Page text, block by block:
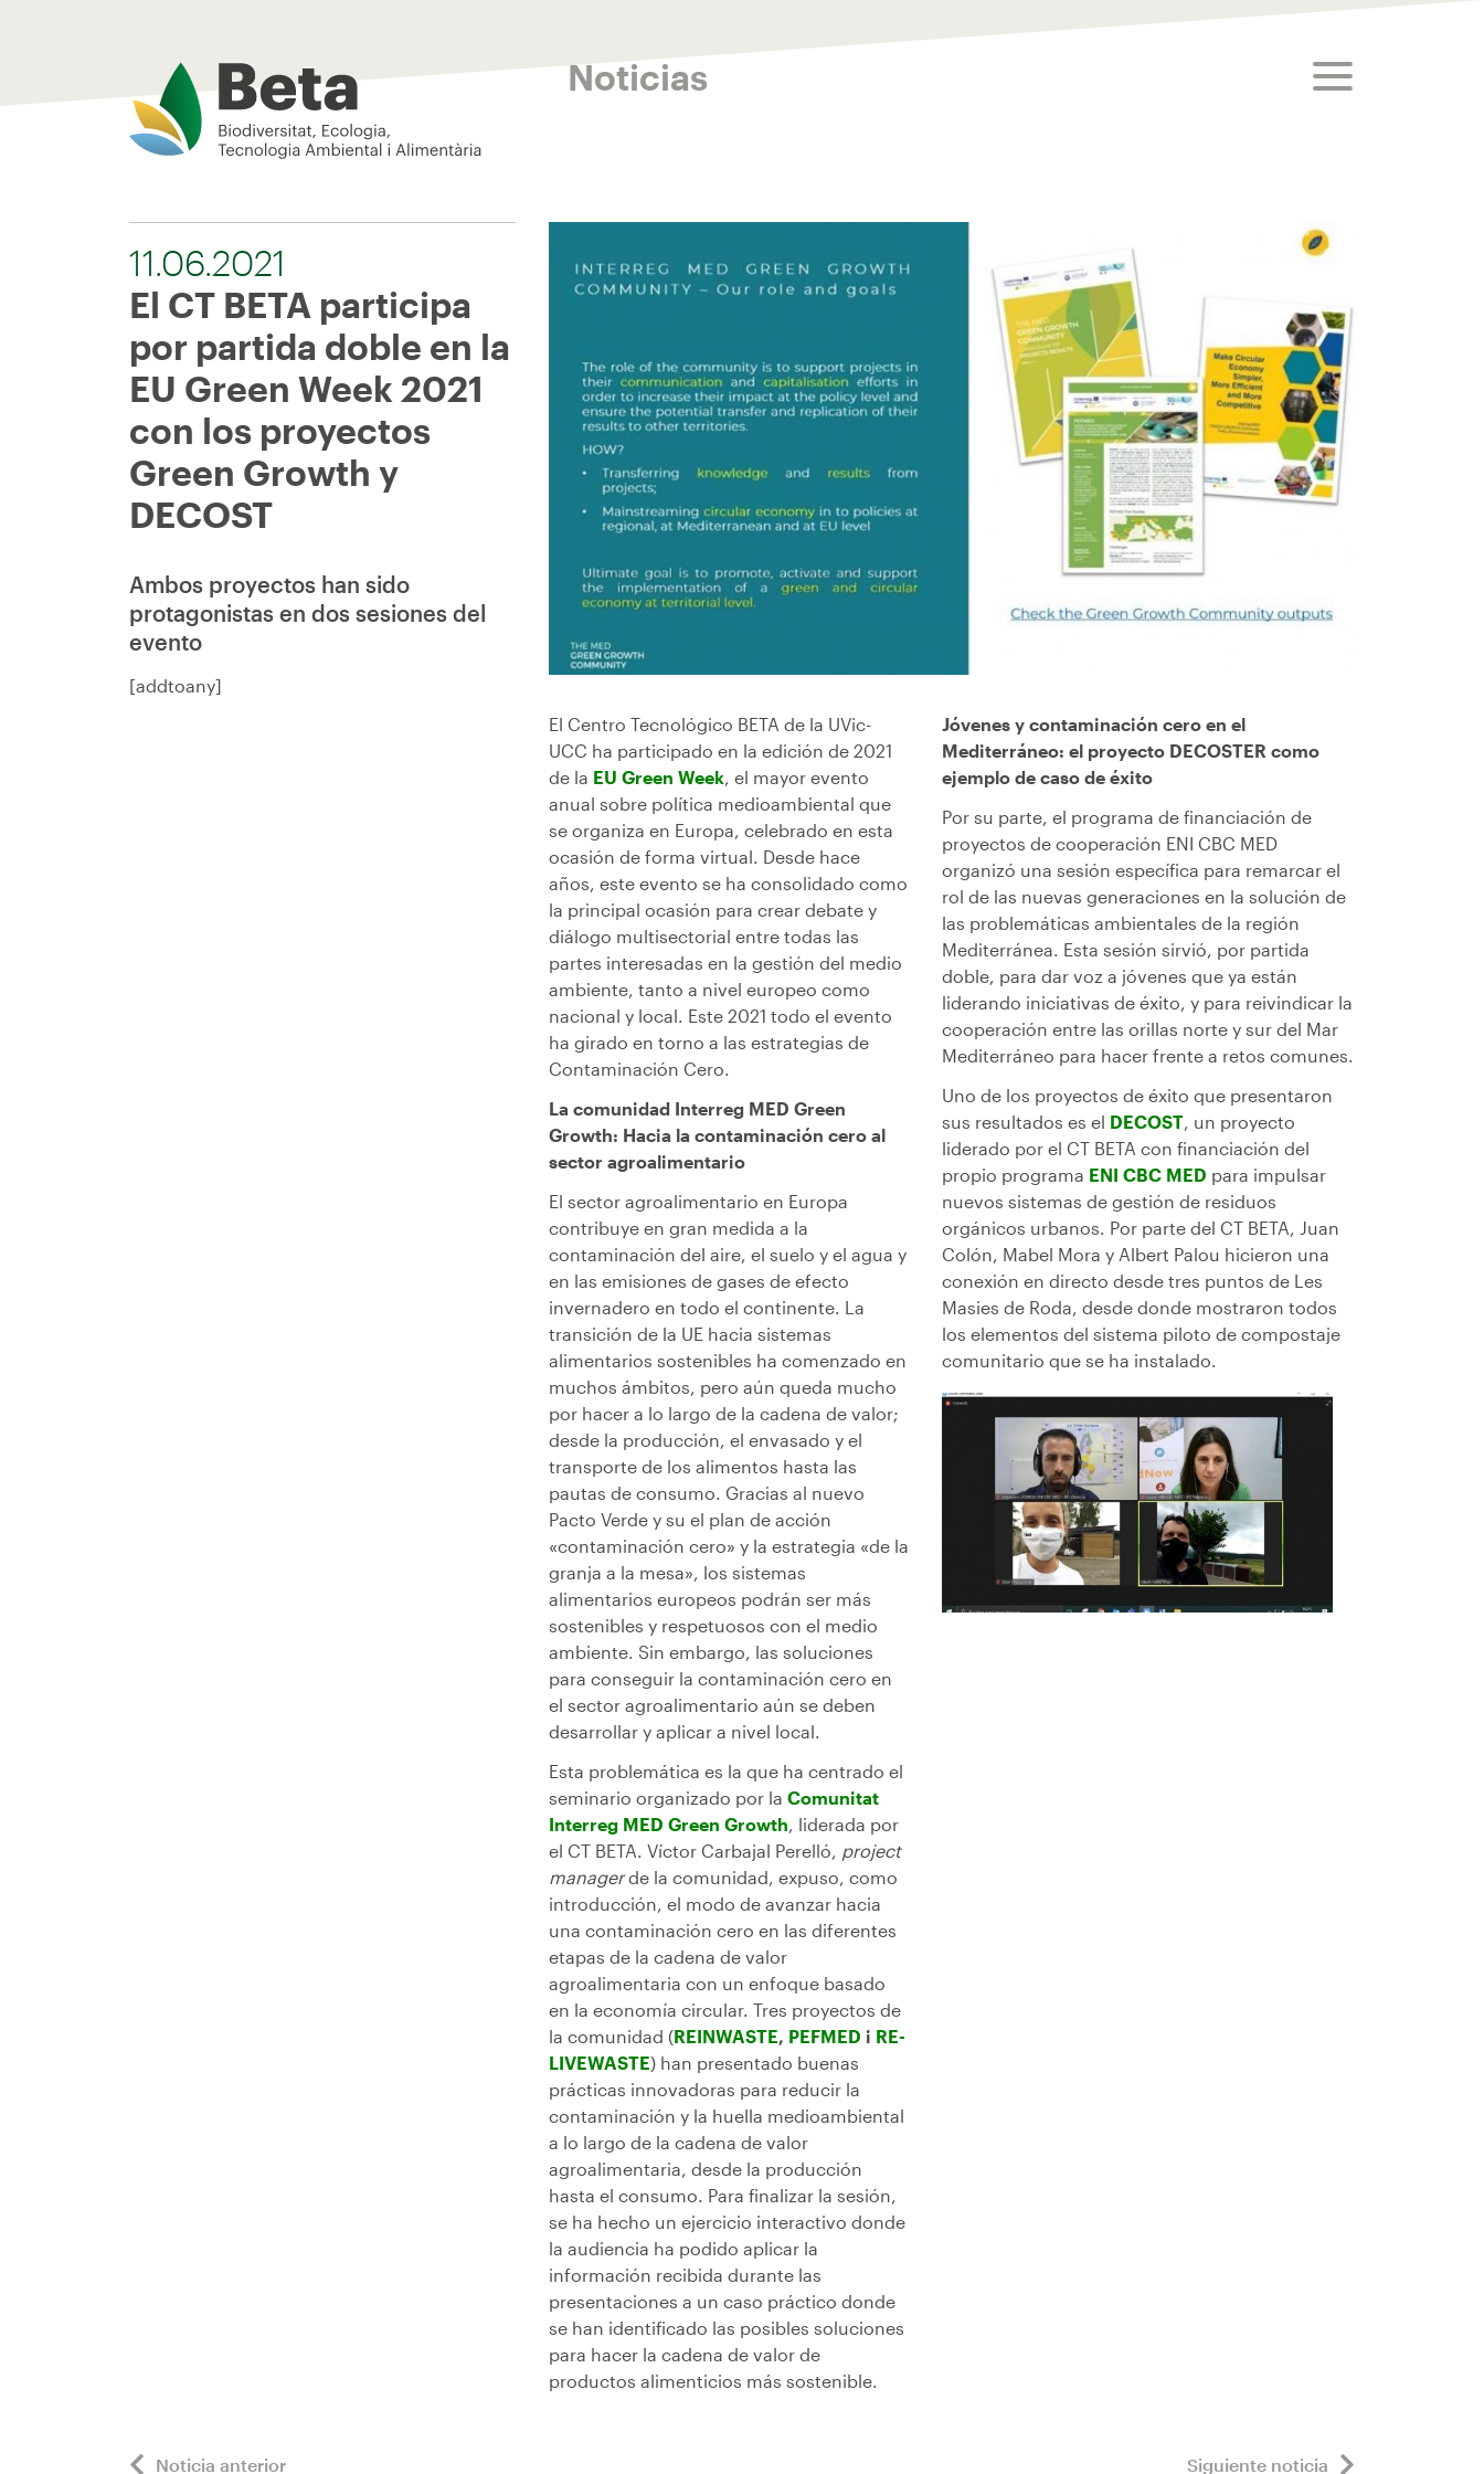
Beta Tech Center toggle menu
Noticias
11.06.2021
El CT BETA participa
por partida doble en la
EU Green Week 2021
con los proyectos
Green Growth y
DECOST
Ambos proyectos han sido
protagonistas en dos sesiones del
evento
[addtoany]
El Centro Tecnológico BETA de la UVic-
UCC ha participado en la edición de 2021
de la EU Green Week, el mayor evento
anual sobre política medioambiental que
se organiza en Europa, celebrado en esta
ocasión de forma virtual. Desde hace
años, este evento se ha consolidado como
la principal ocasión para crear debate y
diálogo multisectorial entre todas las
partes interesadas en la gestión del medio
ambiente, tanto a nivel europeo como
nacional y local. Este 2021 todo el evento
ha girado en torno a las estrategias de
Contaminación Cero.
La comunidad Interreg MED Green
Growth: Hacia la contaminación cero al
sector agroalimentario
El sector agroalimentario en Europa
contribuye en gran medida a la
contaminación del aire, el suelo y el agua y
en las emisiones de gases de efecto
invernadero en todo el continente. La
transición de la UE hacia sistemas
alimentarios sostenibles ha comenzado en
muchos ámbitos, pero aún queda mucho
por hacer a lo largo de la cadena de valor;
desde la producción, el envasado y el
transporte de los alimentos hasta las
pautas de consumo. Gracias al nuevo
Pacto Verde y su el plan de acción
«contaminación cero» y la estrategia «de la
granja a la mesa», los sistemas
alimentarios europeos podrán ser más
sostenibles y respetuosos con el medio
ambiente. Sin embargo, las soluciones
para conseguir la contaminación cero en
el sector agroalimentario aún se deben
desarrollar y aplicar a nivel local.
Esta problemática es la que ha centrado el
seminario organizado por la Comunitat
Interreg MED Green Growth, liderada por
el CT BETA. Víctor Carbajal Perelló, project
managerde la comunidad, expuso, como
introducción, el modo de avanzar hacia
una contaminación cero en las diferentes
etapas de la cadena de valor
agroalimentaria con un enfoque basado
en la economía circular. Tres proyectos de
la comunidad (REINWASTE, PEFMED i RE-
LIVEWASTE) han presentado buenas
prácticas innovadoras para reducir la
contaminación y la huella medioambiental
a lo largo de la cadena de valor
agroalimentaria, desde la producción
hasta el consumo. Para finalizar la sesión,
se ha hecho un ejercicio interactivo donde
la audiencia ha podido aplicar la
información recibida durante las
presentaciones a un caso práctico donde
se han identificado las posibles soluciones
para hacer la cadena de valor de
productos alimenticios más sostenible.
Jóvenes y contaminación cero en el
Mediterráneo: el proyecto DECOSTER como
ejemplo de caso de éxito
Por su parte, el programa de financiación de
proyectos de cooperación ENI CBC MED
organizó una sesión específica para remarcar el
rol de las nuevas generaciones en la solución de
las problemáticas ambientales de la región
Mediterránea. Esta sesión sirvió, por partida
doble, para dar voz a jóvenes que ya están
liderando iniciativas de éxito, y para reivindicar la
cooperación entre las orillas norte y sur del Mar
Mediterráneo para hacer frente a retos comunes.
Uno de los proyectos de éxito que presentaron
sus resultados es el DECOST, un proyecto
liderado por el CT BETA con financiación del
propio programa ENI CBC MED para impulsar
nuevos sistemas de gestión de residuos
orgánicos urbanos. Por parte del CT BETA, Juan
Colón, Mabel Mora y Albert Palou hicieron una
conexión en directo desde tres puntos de Les
Masies de Roda, desde donde mostraron todos
los elementos del sistema piloto de compostaje
comunitario que se ha instalado.
Noticia anterior Siguiente noticia